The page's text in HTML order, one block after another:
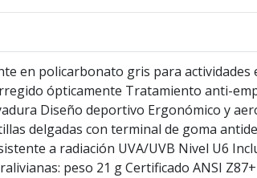
en policarbonato gris para actividades
ópticamente Tratamiento anti-
Diseño deportivo Ergonómico y
delgadas con terminal de goma
a radiación UVA/UVB Nivel U6
peso 21 g Certificado ANSI Z87+